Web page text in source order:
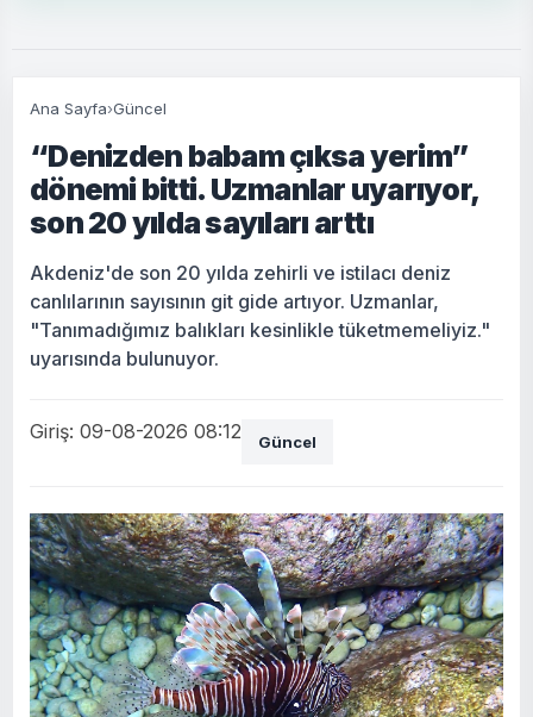
Ana Sayfa›Güncel
“Denizden babam çıksa yerim”
dönemi bitti. Uzmanlar uyarıyor,
son 20 yılda sayıları arttı
Akdeniz'de son 20 yılda zehirli ve istilacı deniz
canlılarının sayısının git gide artıyor. Uzmanlar,
"Tanımadığımız balıkları kesinlikle tüketmemeliyiz."
uyarısında bulunuyor.
Giriş: 09-08-2026 08:12 Güncel